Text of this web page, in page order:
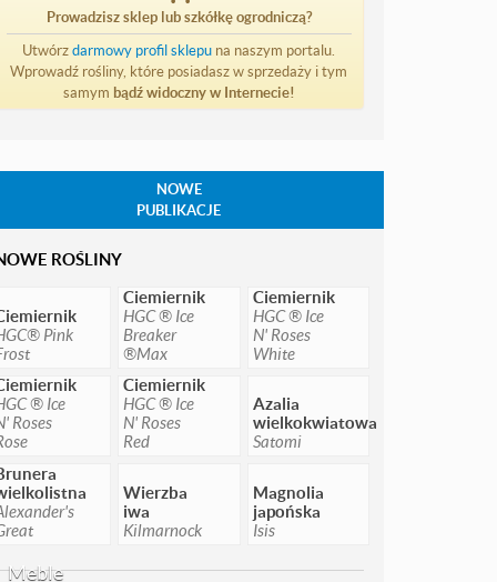
Prowadzisz sklep lub szkółkę ogrodniczą?
Utwórzdarmowy profil sklepu na naszym portalu.
Wprowadź rośliny, które posiadasz w sprzedaży i tym
samym bądź widoczny w Internecie!
NOWE
PUBLIKACJE
ROŚLINY
Pink
Ciemiernik
HGC ® Ice
Breaker
®Max
Ciemiernik
HGC ® Ice
N' Roses
White
® Ice
Roses
Ciemiernik
HGC ® Ice
N' Roses
Red
Azalia
wielkokwiatowa
Satomi
Wierzba
iwa
Kilmarnock
Magnolia
japońska
Isis
Meble